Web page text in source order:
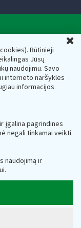
Būtinieji
Jūsų
naudojimu. Savo
interneto naršyklės
informacijos
įgalina pagrindines
negali tinkamai veikti.
naudojimą ir
Lietuvos
el.paštas:
Lietuvos
Juridinių